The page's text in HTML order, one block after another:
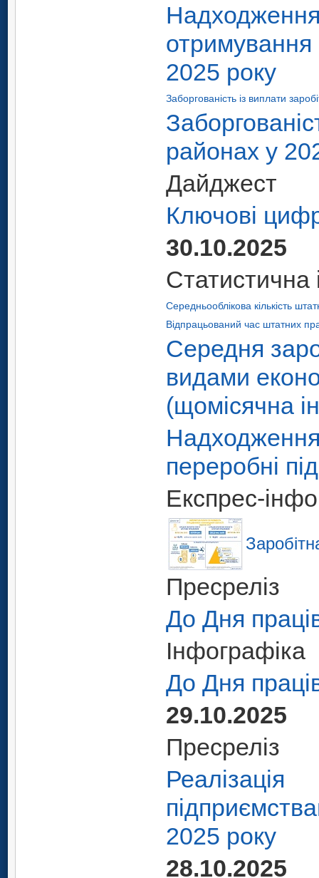
отримування
2025 року
Заборгованість із виплати
районах у
Дайджест
Ключові
30.10.2025
Статистична
Середньооблікова кількість
Відпрацьований час штатних
Середня
видами
(щомісячна
переробні
Експрес-
Пресреліз
До Дня
Інфографіка
До Дня
29.10.2025
Пресреліз
Реалізація
2025 року
28.10.2025